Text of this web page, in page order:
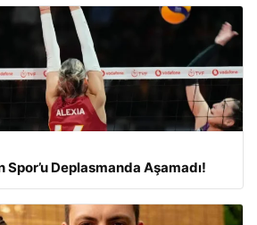
Deplasmanda Aşamadı!